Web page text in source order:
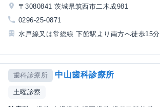
〒3080841 茨城県筑西市二木成981
0296-25-0871
水戸線又は常総線 下館駅より南方へ徒歩15分
歯科診療所 中山歯科診療所
土曜診察